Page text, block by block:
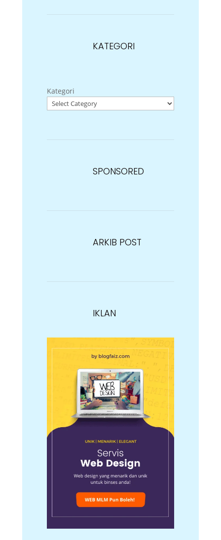
KATEGORI
Kategori
SPONSORED
ARKIB POST
IKLAN